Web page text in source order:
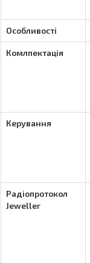
Особливості
Комлпектація
Керування
Радіопротокол
Jeweller